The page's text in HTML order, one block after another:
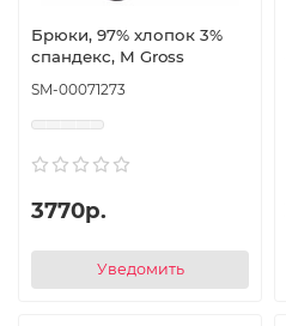
Брюки, 97% хлопок 3%
спандекс, M Gross
SM-00071273
3770р.
Уведомить